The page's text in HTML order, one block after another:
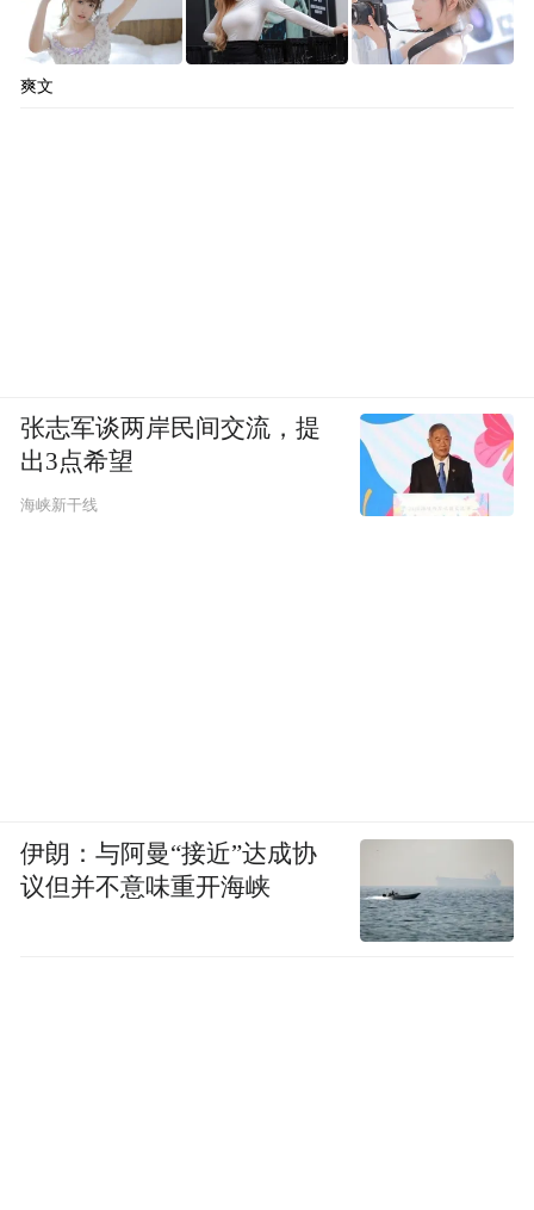
爽文
张志军谈两岸民间交流，提
出3点希望
海峡新干线
伊朗：与阿曼“接近”达成协
议但并不意味重开海峡